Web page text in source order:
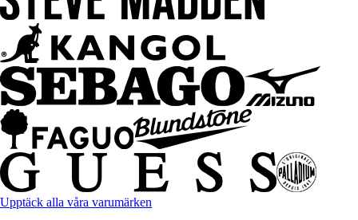
Upptäck alla våra varumärken